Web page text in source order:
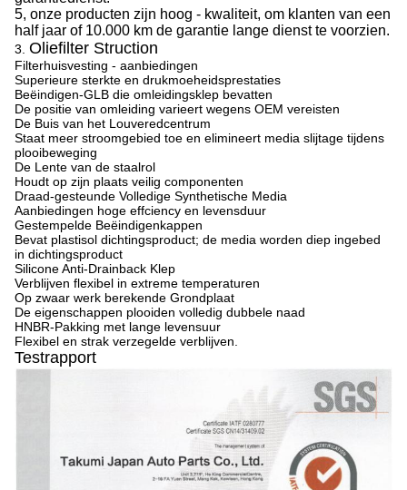
5, onze producten zijn hoog - kwaliteit, om klanten van een
half jaar of 10.000 km de garantie lange dienst te voorzien.
3. Oliefilter Struction
Filterhuisvesting - aanbiedingen
Superieure sterkte en drukmoeheidsprestaties
Beëindigen-GLB die omleidingsklep bevatten
De positie van omleiding varieert wegens OEM vereisten
De Buis van het Louveredcentrum
Staat meer stroomgebied toe en elimineert media slijtage tijdens
plooibeweging
De Lente van de staalrol
Houdt op zijn plaats veilig componenten
Draad-gesteunde Volledige Synthetische Media
Aanbiedingen hoge effciency en levensduur
Gestempelde Beëindigenkappen
Bevat plastisol dichtingsproduct; de media worden diep ingebed
in dichtingsproduct
Silicone Anti-Drainback Klep
Verblijven flexibel in extreme temperaturen
Op zwaar werk berekende Grondplaat
De eigenschappen plooiden volledig dubbele naad
HNBR-Pakking met lange levensuur
Flexibel en strak verzegelde verblijven.
Testrapport